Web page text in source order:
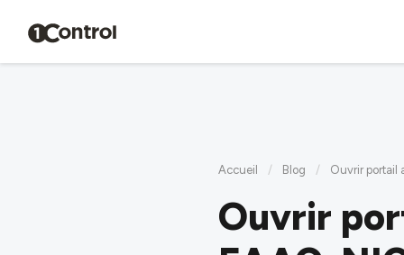
Accueil / Blog / Ouvrir portail
Ouvrir